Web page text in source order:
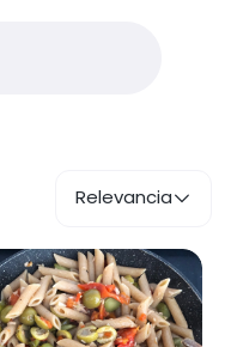
Relevancia